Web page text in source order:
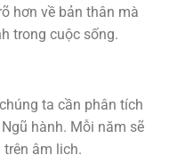
hơn về bản thân mà
trong cuộc sống.
ta cần phân tích
hành. Mỗi năm sẽ
âm lịch.